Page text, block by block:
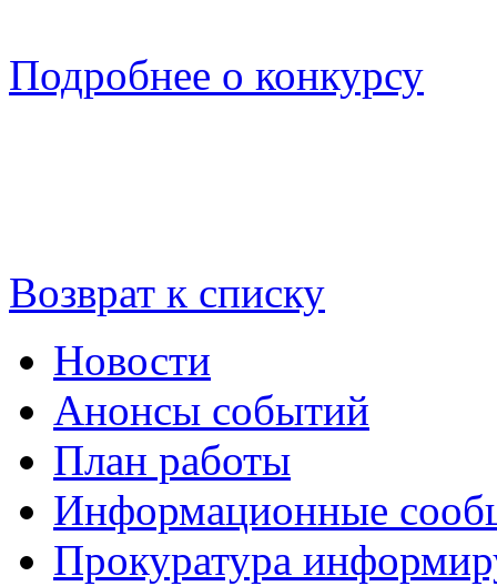
Подробнее о конкурсу
Возврат к списку
Новости
Анонсы событий
План работы
Информационные
Прокуратура